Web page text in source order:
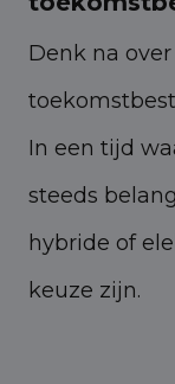
Denk na
In een tijd
steeds
hybride of
keuze zijn.